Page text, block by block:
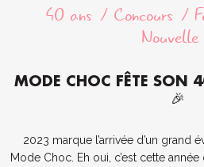
40 ans Concours
Nouvelle
MODE CHOC FÊTE SON
🎉
2023 marque l’arrivée d’un grand
Mode Choc. Eh oui, c’est cette